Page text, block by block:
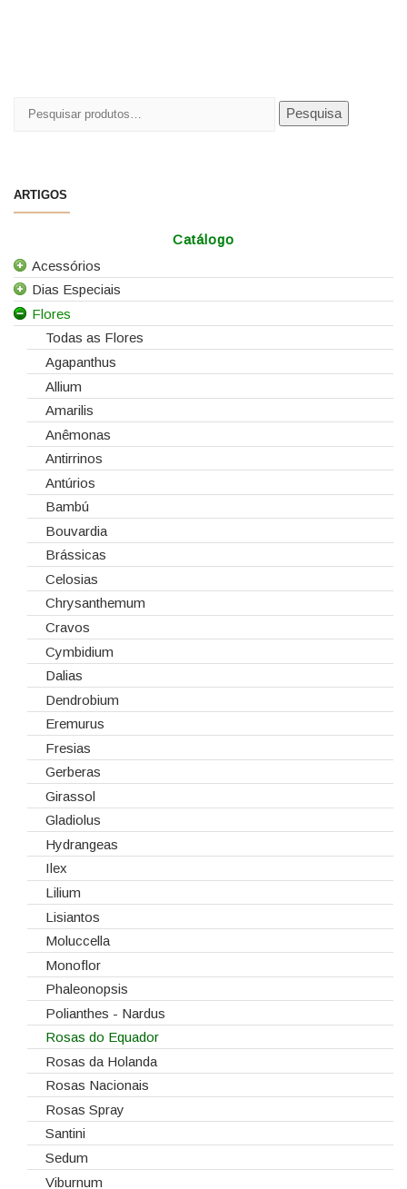
Pesquisar
Pesquisa
ARTIGOS
Catálogo
Acessórios
Todos os Acessórios
Alfinetes
Arames
Caixas e Sacos
Cartões e Etiquetas
Cola Fria
Corantes
Embalagens
Esponjas
Estruturas
Fitas
Gaiolas
Lanternas
Madeiras
Spray
Tabuleiros/Bases
Telas/Tecidos
Vidros
Dias Especiais
25 de Abril
Casamentos
Dia da Mãe
Dia da Mulher
Dia de Todos os Santos (1 de Novembro)
Dia dos Namorados
Natal
Flores
Todas as Flores
Agapanthus
Allium
Amarilis
Anêmonas
Antirrinos
Antúrios
Bambú
Bouvardia
Brássicas
Celosias
Chrysanthemum
Cravos
Cymbidium
Dalias
Dendrobium
Eremurus
Fresias
Gerberas
Girassol
Gladiolus
Hydrangeas
Ilex
Lilium
Lisiantos
Moluccella
Monoflor
Phaleonopsis
Polianthes - Nardus
Rosas do Equador
Rosas da Holanda
Rosas Nacionais
Rosas Spray
Santini
Sedum
Viburnum